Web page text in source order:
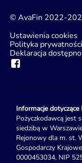
© AvaFin 2022-
Ustawienia cookies
Polityka prywatności
Deklaracja
Informacje dotyczące
Pożyczkodawcą jest
siedzibą w
Rejonowy dla m. st.
Gospodarczy
0000453034, NIP